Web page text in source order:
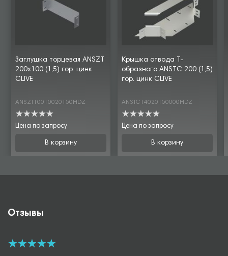
Заглушка торцевая ANSZT
200х100 (1,5) гор. цинк
CLIVE
ANSZT10010020150HDZ
Цена по запросу
В корзину
Крышка отвода Т-
образного ANSTC 200 (1,5)
гор. цинк CLIVE
ANSTC14020150000HDZ
Цена по запросу
В корзину
Отзывы